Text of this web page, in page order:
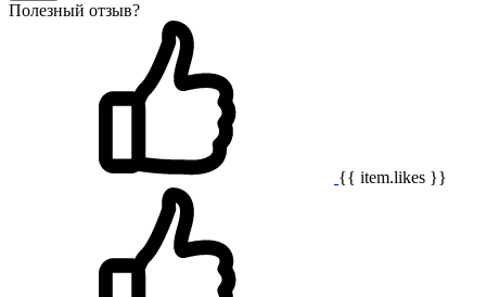
Полезный отзыв?
{{ item.likes }}